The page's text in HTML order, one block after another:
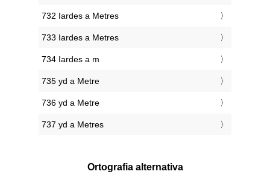
732 Iardes a Metres
733 Iardes a Metres
734 Iardes a m
735 yd a Metre
736 yd a Metre
737 yd a Metres
Ortografia alternativa